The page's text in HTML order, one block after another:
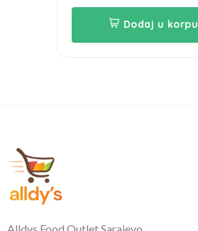
Dodaj u korpu